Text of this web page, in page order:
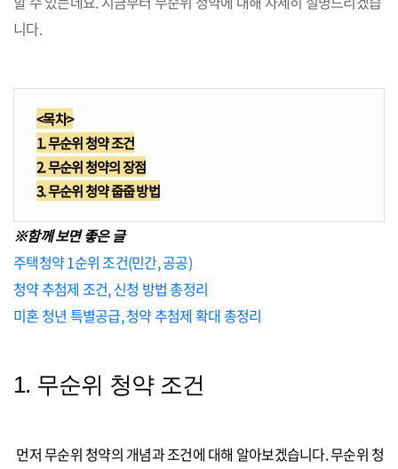
니다.
<목차>
1. 무순위 청약 조건
2. 무순위 청약의 장점
3. 무순위 청약 줍줍 방법
※함께 보면 좋은 글
주택청약 1순위 조건(민간, 공공)
청약 추첨제 조건, 신청 방법 총정리
미혼 청년 특별공급, 청약 추첨제 확대 총정리
1. 무순위 청약 조건
먼저 무순위 청약의 개념과 조건에 대해 알아보겠습니다. 무순위 청